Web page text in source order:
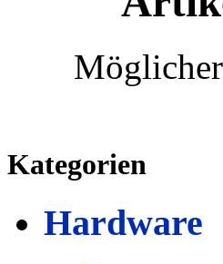
Kategorien
Hardware